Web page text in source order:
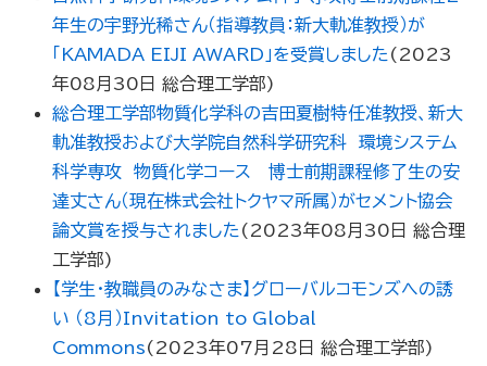
年生の宇野光稀さん（指導教員：新大軌准教授）が
「KAMADA EIJI AWARD」を受賞しました ( 2023
年08月30日 総合理工学部)
総合理工学部物質化学科の吉田夏樹特任准教授、新大
軌准教授および大学院自然科学研究科 環境システム
科学専攻 物質化学コース 博士前期課程修了生の安
達丈さん（現在株式会社トクヤマ所属）がセメント協会
論文賞を授与されました ( 2023年08月30日 総合理
工学部)
【学生・教職員のみなさま】グローバルコモンズへの誘
い （8月）Invitation to Global
Commons( 2023年07月28日 総合理工学部)